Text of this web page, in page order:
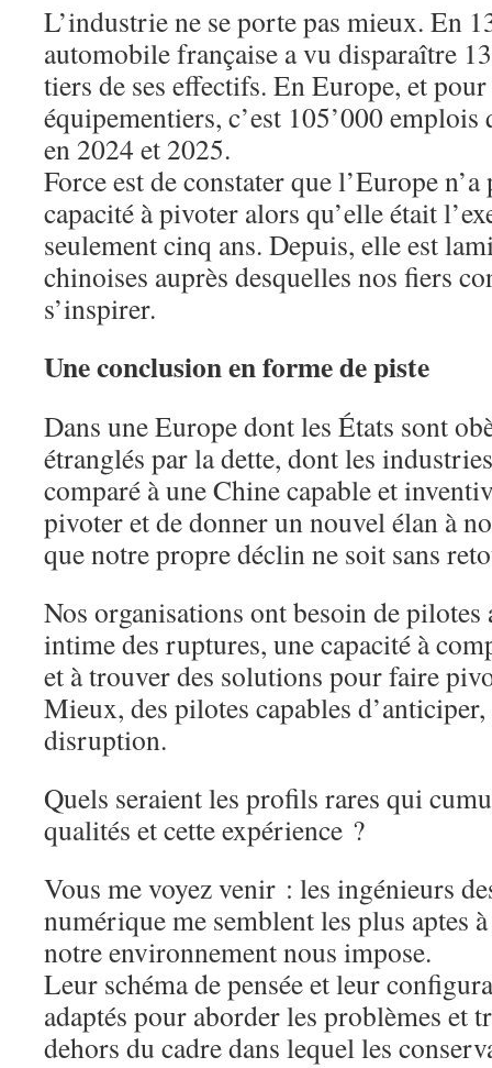
L’industrie ne se porte pas mieux. En
automobile française a vu disparaître
tiers de ses effectifs. En Europe, et
équipementiers, c’est 105’000 emplois
en 2024 et 2025.
Force est de constater que l’Europe
capacité à pivoter alors qu’elle était
seulement cinq ans. Depuis, elle est
chinoises auprès desquelles nos fiers
s’inspirer.
Une conclusion en forme de piste
Dans une Europe dont les États sont
étranglés par la dette, dont les
comparé à une Chine capable et
pivoter et de donner un nouvel élan à
que notre propre déclin ne soit sans
Nos organisations ont besoin de pilotes
intime des ruptures, une capacité à
et à trouver des solutions pour faire
Mieux, des pilotes capables
disruption.
Quels seraient les profils rares qui
qualités et cette expérience ?
Vous me voyez venir : les ingénieurs
numérique me semblent les plus aptes
notre environnement nous impose.
Leur schéma de pensée et leur
adaptés pour aborder les problèmes et
dehors du cadre dans lequel les